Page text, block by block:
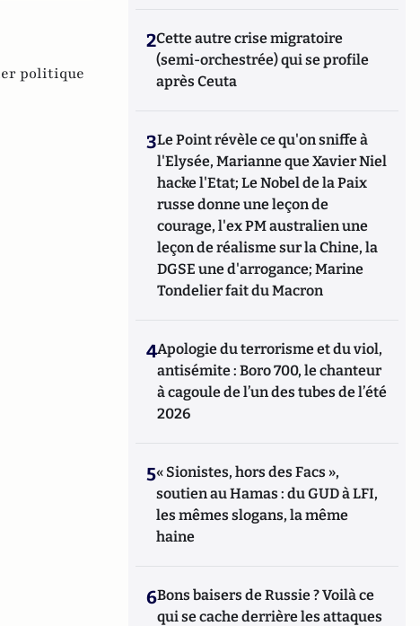
politique
2Cette autre crise migratoire
(semi-orchestrée) qui se profile
après Ceuta
3Le Point révèle ce qu'on sniffe à
l'Elysée, Marianne que Xavier Niel
hacke l'Etat; Le Nobel de la Paix
russe donne une leçon de
courage, l'ex PM australien une
leçon de réalisme sur la Chine, la
DGSE une d'arrogance; Marine
Tondelier fait du Macron
4Apologie du terrorisme et du viol,
antisémite : Boro 700, le chanteur
à cagoule de l’un des tubes de l’été
2026
5« Sionistes, hors des Facs »,
soutien au Hamas : du GUD à LFI,
les mêmes slogans, la même
haine
6Bons baisers de Russie ? Voilà ce
qui se cache derrière les attaques